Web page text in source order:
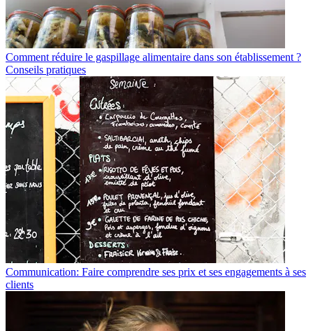
Comment réduire le gaspillage alimentaire dans son établissement ?
Conseils pratiques
Communication: Faire comprendre ses prix et ses engagements à ses
clients